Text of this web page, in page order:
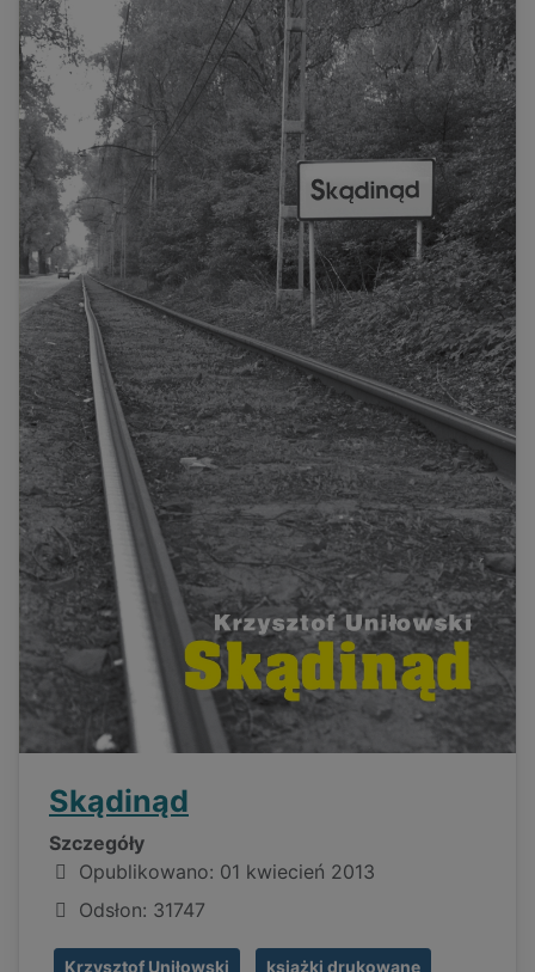
Skądinąd
Szczegóły
Opublikowano: 01 kwiecień 2013
Odsłon: 31747
Krzysztof Uniłowski książki drukowane